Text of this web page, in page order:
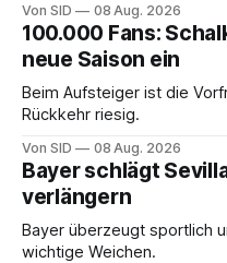
Von SID 08 Aug. 2026
100.000 Fans:
neue Saison ein
Beim Aufsteiger ist die
Rückkehr riesig.
Von SID 08 Aug. 2026
Bayer schlägt
verlängern
Bayer überzeugt sportlich
wichtige Weichen.